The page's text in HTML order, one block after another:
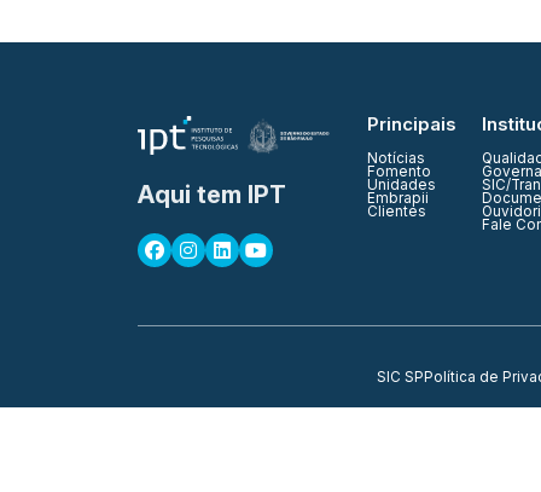
Aqui tem IPT
Principais
Notícias
Fomento
Unidades
Embrapii
Clientes
SIC/
Fale
SIC SPPolítica de